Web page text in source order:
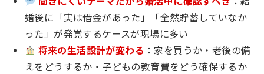
婚後に「実は借金があった」「全然貯蓄していなか
った」が発覚するケースが現場に多い
将来の生活設計が変わる ：家を買うか・老後の備
えをどうするか・子どもの教育費をどう確保するか